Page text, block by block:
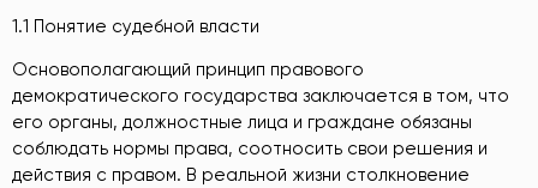
1.1 Понятие судебной власти
Основополагающий принцип правового
демократического государства заключается в том, что
его органы, должностные лица и граждане обязаны
соблюдать нормы права, соотносить свои решения и
действия с правом. В реальной жизни столкновение